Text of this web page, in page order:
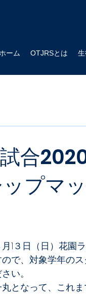
ホーム OTJRSとは
合
プマ
３日（日）花園
で、対象学年の
い。
となって、これ